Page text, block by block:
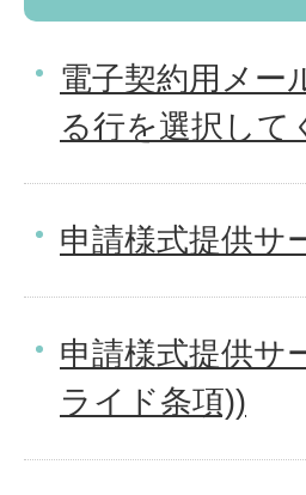
電子契約用メー
る行を選択して
申請様式提供サ
申請様式提供サ
ライド条項))